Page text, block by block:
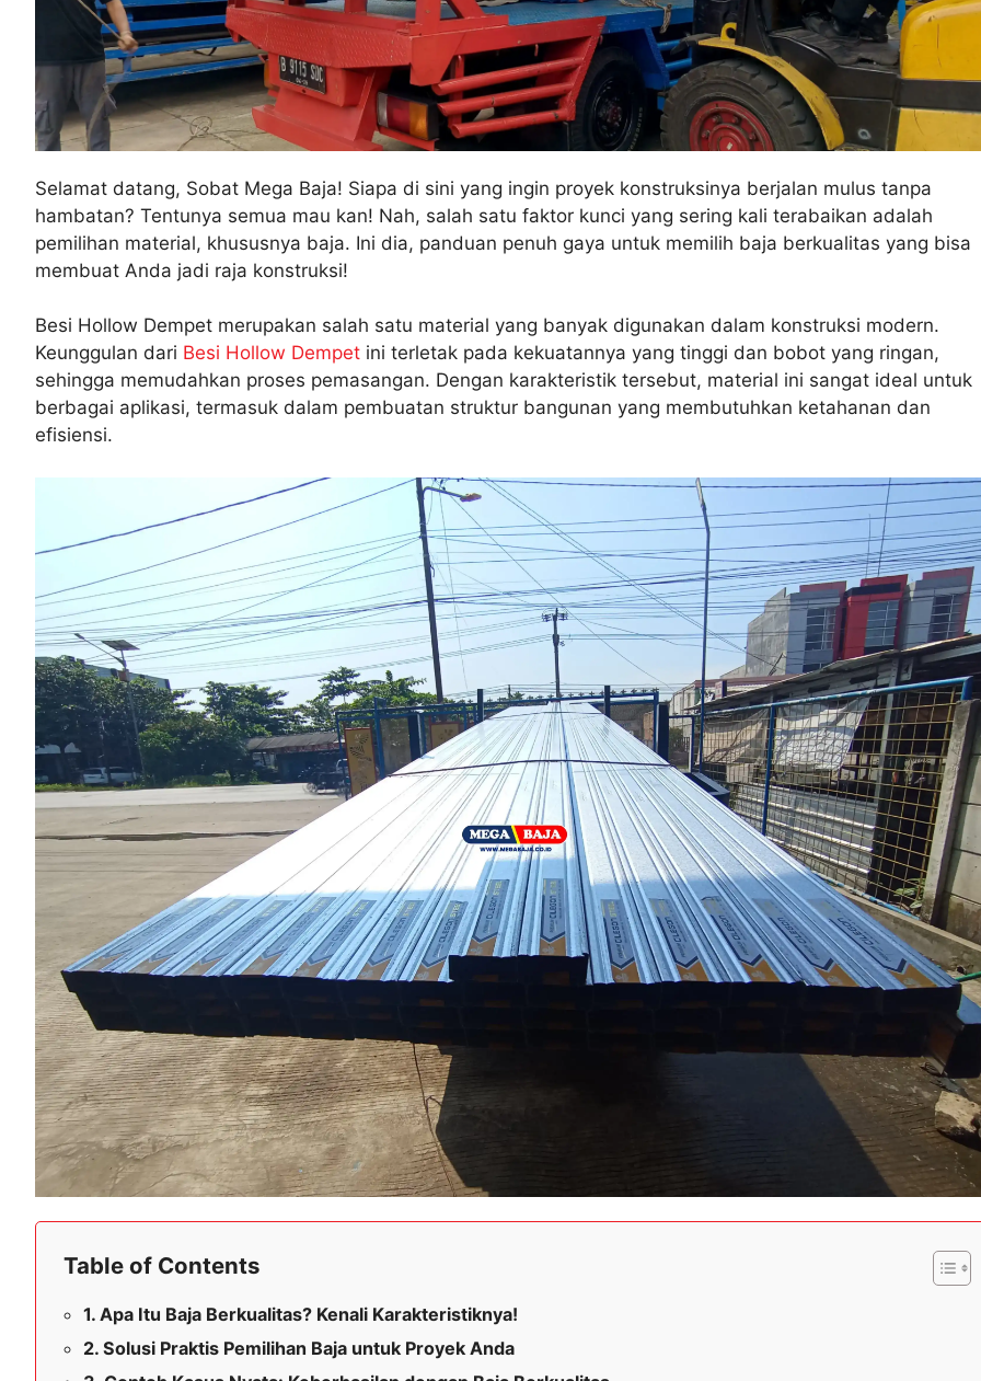
Selamat datang, Sobat Mega Baja! Siapa di sini yang ingin proyek konstruksinya berjalan mulus tanpa
hambatan? Tentunya semua mau kan! Nah, salah satu faktor kunci yang sering kali terabaikan adalah
pemilihan material, khususnya baja. Ini dia, panduan penuh gaya untuk memilih baja berkualitas yang bisa
membuat Anda jadi raja konstruksi!
Besi Hollow Dempet merupakan salah satu material yang banyak digunakan dalam konstruksi modern.
Keunggulan dari Besi Hollow Dempet ini terletak pada kekuatannya yang tinggi dan bobot yang ringan,
sehingga memudahkan proses pemasangan. Dengan karakteristik tersebut, material ini sangat ideal untuk
berbagai aplikasi, termasuk dalam pembuatan struktur bangunan yang membutuhkan ketahanan dan
efisiensi.
Table of Contents
Apa Itu Baja Berkualitas? Kenali Karakteristiknya!
Solusi Praktis Pemilihan Baja untuk Proyek Anda